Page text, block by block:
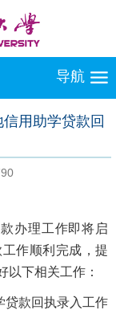
导航
用助学贷款回
办理工作即将启
作顺利完成，提
以下相关工作：
贷款回执录入工作